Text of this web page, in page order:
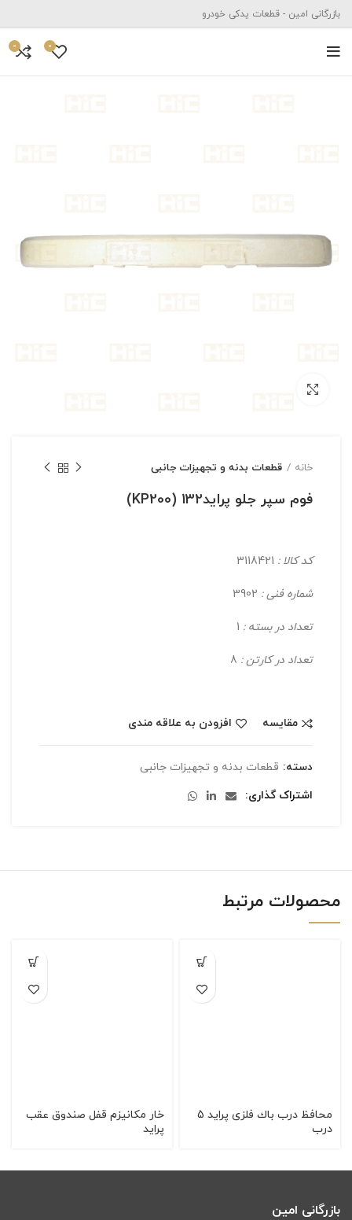
بازرگانی امین - قطعات یدکی خودرو
0
0
خانه قطعات بدنه و تجهیزات جانبی
فوم سپر جلو پراید132 (KP200)
کد کالا :
شماره فنی :
تعداد در بسته :
تعداد در کارتن :
مقایسه افزودن به علاقه مندی
دسته: قطعات بدنه و تجهیزات جانبی
اشتراک گذاری
محصولات مرتبط
محافظ درب باك فلزی پراید 5
درب
خار مکانیزم قفل صندوق عقب
پراید
بازرگانی امین